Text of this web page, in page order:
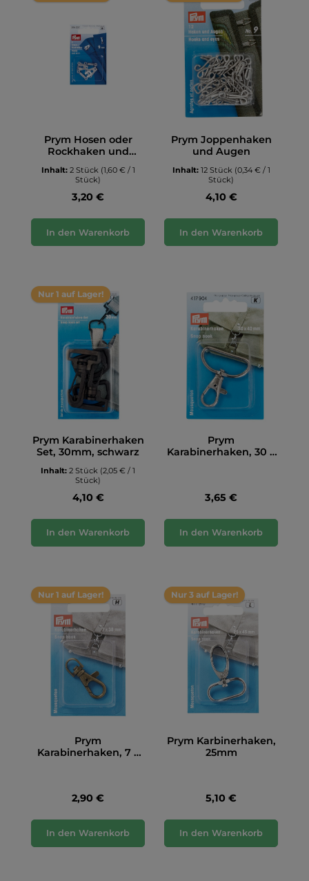
Prym Hosen oder
Rockhaken und
Inhalt: 2 Stück (1,60 € / 1
Stück)
3,20 €
In den Warenkorb
Prym Joppenhaken
und Augen
Inhalt: 12 Stück (0,34 € / 1
Stück)
4,10 €
In den Warenkorb
Nur 1 auf Lager!
Prym Karabinerhaken
Set, 30mm, schwarz
Inhalt: 2 Stück (2,05 € / 1
Stück)
4,10 €
In den Warenkorb
Prym
Karabinerhaken, 30 x
3,65 €
In den Warenkorb
Nur 1 auf Lager!
Prym
Karabinerhaken, 7 x
2,90 €
In den Warenkorb
Nur 3 auf Lager!
Prym Karbinerhaken,
25mm
5,10 €
In den Warenkorb